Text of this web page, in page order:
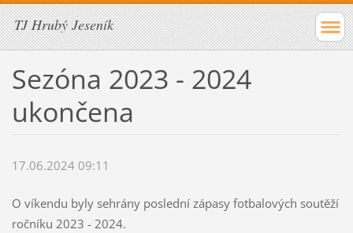
TJ Hrubý Jeseník
Sezóna 2023 - 2024
ukončena
17.06.2024 09:11
O víkendu byly sehrány poslední zápasy fotbalových soutěží
ročníku 2023 - 2024.